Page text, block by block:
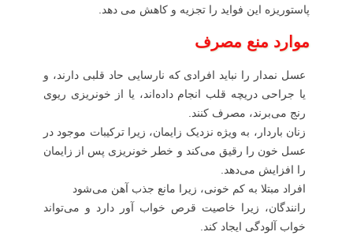
پاستوریزه این فواید را تجزیه و کاهش می دهد.
موارد منع مصرف
عسل نمدار را نباید افرادی که نارسایی حاد قلبی دارند، و
یا جراحی دریچه قلب انجام داده‌اند، یا از خونریزی ریوی
رنج می‌برند، مصرف کنند.
زنان باردار، به ویژه نزدیک زایمان، زیرا ترکیبات موجود در
عسل خون را رقیق می‌کند و خطر خونریزی پس از زایمان
را افزایش می‌دهد.
افراد مبتلا به کم خونی، زیرا مانع جذب آهن می‌شود
رانندگان، زیرا خاصیت قرص خواب آور دارد و می‌تواند
خواب آلودگی ایجاد کند.